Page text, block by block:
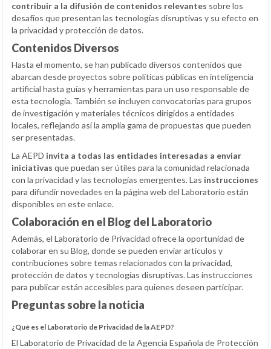
contribuir a la difusión de contenidos relevantes sobre los
desafíos que presentan las tecnologías disruptivas y su efecto en
la privacidad y protección de datos.
Contenidos Diversos
Hasta el momento, se han publicado diversos contenidos que
abarcan desde proyectos sobre políticas públicas en inteligencia
artificial hasta guías y herramientas para un uso responsable de
esta tecnología. También se incluyen convocatorias para grupos
de investigación y materiales técnicos dirigidos a entidades
locales, reflejando así la amplia gama de propuestas que pueden
ser presentadas.
La AEPD invita a todas las entidades interesadas a enviar
iniciativas que puedan ser útiles para la comunidad relacionada
con la privacidad y las tecnologías emergentes. Las instrucciones
para difundir novedades en la página web del Laboratorio están
disponibles en este enlace.
Colaboración en el Blog del Laboratorio
Además, el Laboratorio de Privacidad ofrece la oportunidad de
colaborar en su Blog, donde se pueden enviar artículos y
contribuciones sobre temas relacionados con la privacidad,
protección de datos y tecnologías disruptivas. Las instrucciones
para publicar están accesibles para quienes deseen participar.
Preguntas sobre la noticia
¿Qué es el Laboratorio de Privacidad de la AEPD?
El Laboratorio de Privacidad de la Agencia Española de Protección